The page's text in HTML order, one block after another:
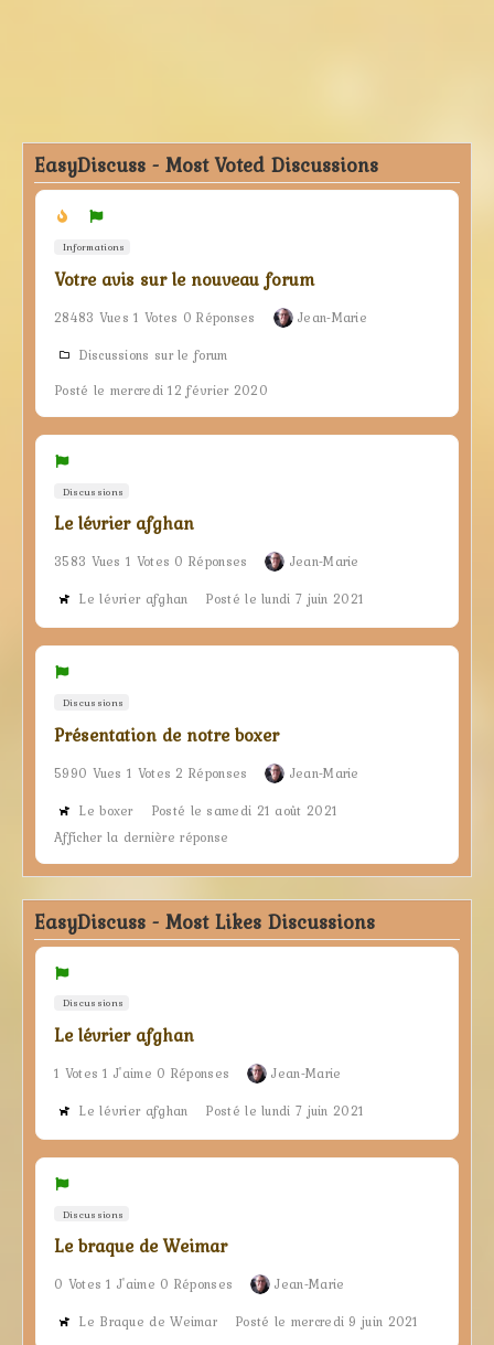
EasyDiscuss - Most Voted Discussions
Informations
Votre avis sur le nouveau forum
28483 Vues 1 Votes 0 Réponses
Jean-Marie
Discussions sur le forum
Posté le mercredi 12 février 2020
Discussions
Le lévrier afghan
3583 Vues 1 Votes 0 Réponses
Jean-Marie
Le lévrier afghan
Posté le lundi 7 juin 2021
Discussions
Présentation de notre boxer
5990 Vues 1 Votes 2 Réponses
Jean-Marie
Le boxer
Posté le samedi 21 août 2021
Afficher la dernière réponse
EasyDiscuss - Most Likes Discussions
Discussions
Le lévrier afghan
1 Votes 1 J'aime 0 Réponses
Jean-Marie
Le lévrier afghan
Posté le lundi 7 juin 2021
Discussions
Le braque de Weimar
0 Votes 1 J'aime 0 Réponses
Jean-Marie
Le Braque de Weimar
Posté le mercredi 9 juin 2021